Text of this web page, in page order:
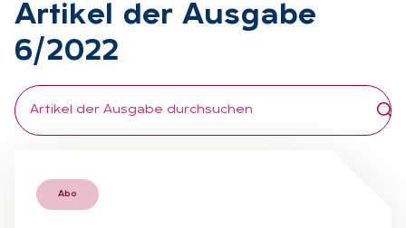
Ar­ti­kel der Aus­ga­be
6/2022
Abo